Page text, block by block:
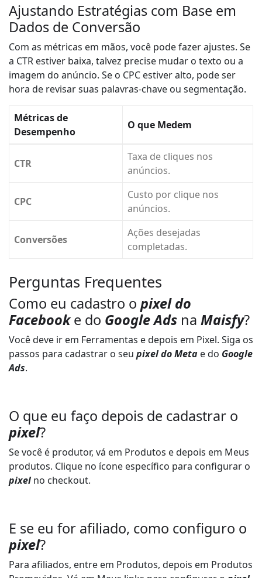
Ajustando Estratégias com Base em
Dados de Conversão
Com as métricas em mãos, você pode fazer ajustes. Se
a CTR estiver baixa, talvez precise mudar o texto ou a
imagem do anúncio. Se o CPC estiver alto, pode ser
hora de revisar suas palavras-chave ou segmentação.
Métricas de
Desempenho
O que Medem
CTR
Taxa de cliques nos
anúncios.
CPC
Custo por clique nos
anúncios.
Conversões
Ações desejadas
completadas.
Perguntas Frequentes
Como eu cadastro o pixel do
Facebooke do Google Ads na Maisfy?
Você deve ir em Ferramentas e depois em Pixel. Siga os
passos para cadastrar o seu pixel do Meta e do Google
Ads.
O que eu faço depois de cadastrar o
pixel?
Se você é produtor, vá em Produtos e depois em Meus
produtos. Clique no ícone específico para configurar o
pixelno checkout.
E se eu for afiliado, como configuro o
pixel?
Para afiliados, entre em Produtos, depois em Produtos